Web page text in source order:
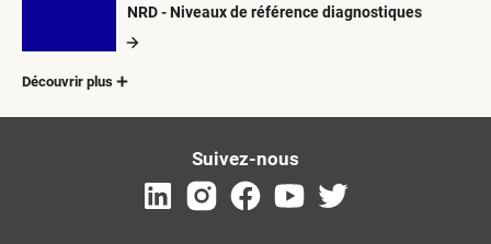
NRD - Niveaux de référence diagnostiques
Découvrir plus
Suivez-nous